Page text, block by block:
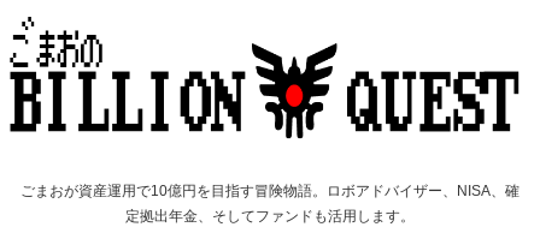
ごまおが資産運用で10億円を目指す冒険物語。ロボアドバイザー、NISA、確
定拠出年金、そしてファンドも活用します。